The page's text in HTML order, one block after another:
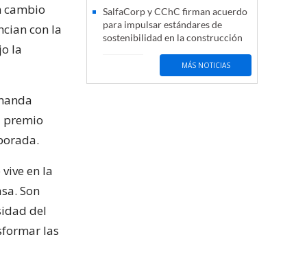
cambio
con la
la
premio
en la
Son
del
las
SalfaCorp y CChC firman acuerdo
para impulsar estándares de
sostenibilidad en la construcción
MÁS NOTICIAS